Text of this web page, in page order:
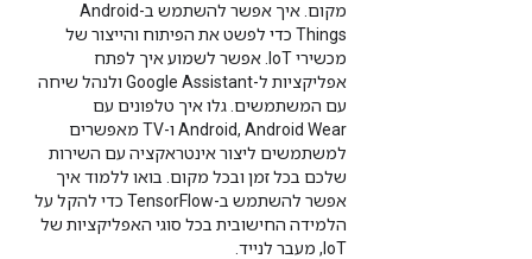
מקום. איך אפשר להשתמש ב-Android
Things כדי לפשט את הפיתוח והייצור של
מכשירי IoT. אפשר לשמוע איך לפתח
אפליקציות ל-Google Assistant ולנהל שיחה
עם המשתמשים. גלו איך טלפונים עם
Android, Android Wear ו-TV מאפשרים
למשתמשים ליצור אינטראקציה עם השירות
שלכם בכל זמן ובכל מקום. בואו ללמוד איך
אפשר להשתמש ב-TensorFlow כדי להקל על
הלמידה החישובית בכל סוגי האפליקציות של
IoT, מעבר לנייד.